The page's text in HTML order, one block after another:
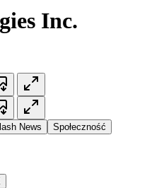
Inc.
News Społeczność